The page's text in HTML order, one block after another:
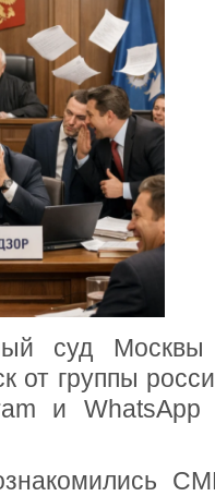
суд
от группы
и